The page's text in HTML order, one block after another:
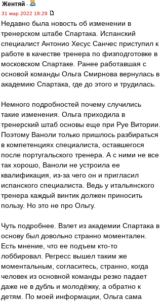
Жентяй -
31 мар 2022 18:29
Недавно была новость об изменении в
тренерском штабе Спартака. Испанский
специалист Антонио Хесус Санчес приступил к
работе в качестве тренера по физподготовке в
московском Спартаке. Ранее работавшая с
основой команды Ольга Смирнова вернулась в
академию Спартака, где до этого и трудилась.
Немного подробностей почему случились
такие изменения. Ольга приходила в
тренерский штаб основы еще при Руе Витории.
Поэтому Ваноли только пришлось разбираться
в компетенциях специалиста, оставшегося
после португальского тренера. А с ними не все
так хорошо, Ваноли не устроила ее
квалификация, из-за чего он и пригласил
испанского специалиста. Ведь у итальянского
тренера каждый винтик должен приносить
пользу. Но это не про Ольгу.
Чуть подробнее. Взлет из академии Спартака в
основу был довольно странно моментален.
Есть мнение, что ее подъем кто-то
лоббировал. Регресс вышел таким же
моментальным, согласитесь, странно, когда
человек из основной команды резко падает
даже не в дубль и молодёжку, а обратно к
детям. По моей информации, Ольга сама